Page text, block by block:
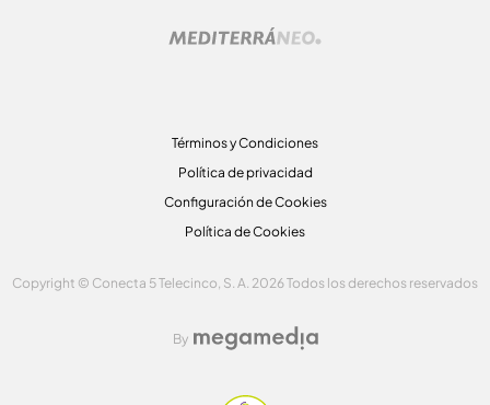
Términos y Condiciones
Política de privacidad
Configuración de Cookies
Política de Cookies
Copyright © Conecta 5 Telecinco, S. A. 2026 Todos los derechos reservados
By